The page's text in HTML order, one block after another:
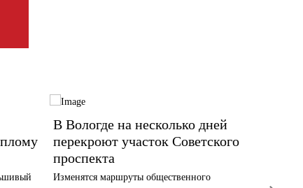
В Вологде на несколько дней
перекроют участок Советского
проспекта
Изменятся маршруты общественного